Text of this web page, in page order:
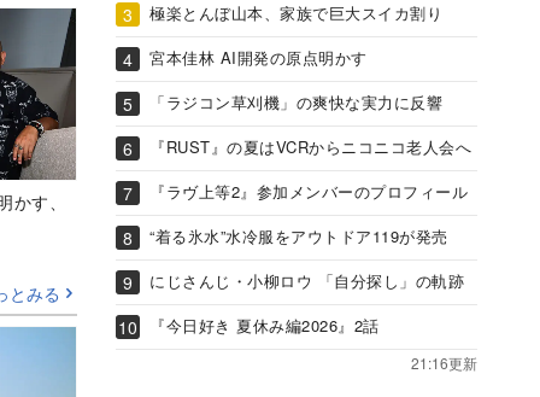
す、
とみる
極楽とんぼ山本、家族で巨大スイカ割り
宮本佳林 AI開発の原点明かす
「ラジコン草刈機」の爽快な実力に反響
『RUST』の夏はVCRからニコニコ老人会へ
『ラヴ上等2』参加メンバーのプロフィール
“着る氷水”水冷服をアウトドア119が発売
にじさんじ・小柳ロウ 「自分探し」の軌跡
『今日好き 夏休み編2026』2話
21:16更新